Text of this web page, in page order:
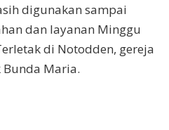
digunakan sampai
dan layanan Minggu
di Notodden, gereja
Maria.